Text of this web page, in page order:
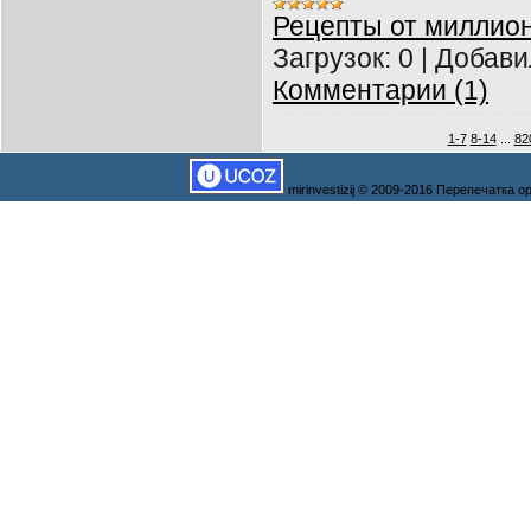
Рецепты от
Загрузок: 0
Комментарии (1)
1-7 8-14
mirinvestizij © 2009-2016 Перепечатка